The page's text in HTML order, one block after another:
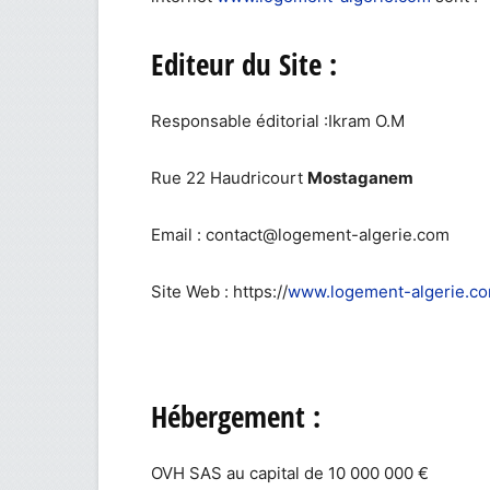
Editeur du Site :
Responsable éditorial :Ikram O.M
Rue 22 Haudricourt Mostaganem
Email : contact@logement-algerie.com
Site Web : https://www.logement-
Hébergement :
OVH SAS au capital de 10 000 000 €